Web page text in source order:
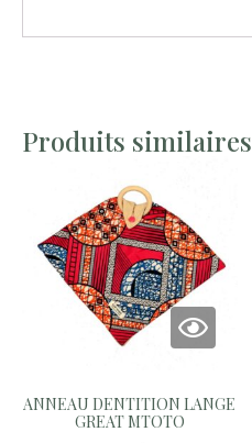
Produits similaires
ANNEAU DENTITION LANGE
GREAT MTOTO